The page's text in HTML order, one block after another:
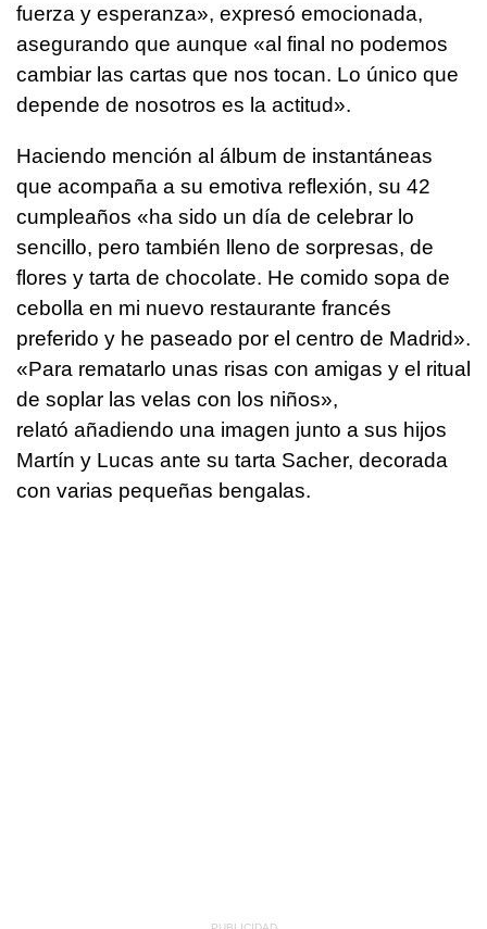
fuerza y esperanza», expresó emocionada,
asegurando que aunque «al final no podemos
cambiar las cartas que nos tocan. Lo único que
depende de nosotros es la actitud».
Haciendo mención al álbum de instantáneas
que acompaña a su emotiva reflexión, su 42
cumpleaños «ha sido un día de celebrar lo
sencillo, pero también lleno de sorpresas, de
flores y tarta de chocolate. He comido sopa de
cebolla en mi nuevo restaurante francés
preferido y he paseado por el centro de Madrid».
«Para rematarlo unas risas con amigas y el ritual
de soplar las velas con los niños»,
relató añadiendo una imagen junto a sus hijos
Martín y Lucas ante su tarta Sacher, decorada
con varias pequeñas bengalas.